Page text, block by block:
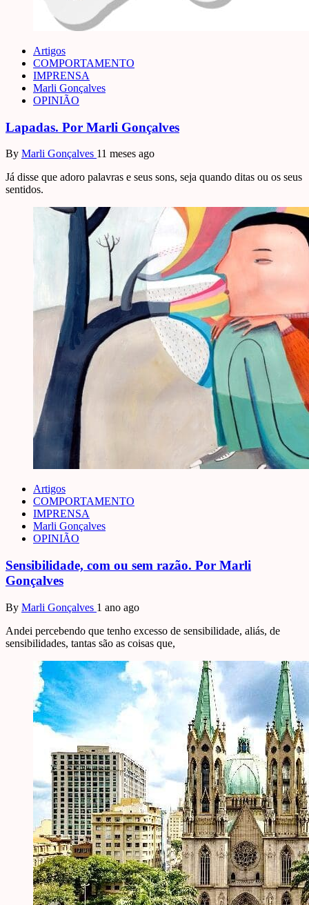
Artigos
COMPORTAMENTO
IMPRENSA
Marli Gonçalves
OPINIÃO
Lapadas. Por Marli Gonçalves
By Marli Gonçalves 11 meses ago
Já disse que adoro palavras e seus sons, seja quando ditas ou os seus
sentidos.
Artigos
COMPORTAMENTO
IMPRENSA
Marli Gonçalves
OPINIÃO
Sensibilidade, com ou sem razão. Por Marli
Gonçalves
By Marli Gonçalves 1 ano ago
Andei percebendo que tenho excesso de sensibilidade, aliás, de
sensibilidades, tantas são as coisas que,